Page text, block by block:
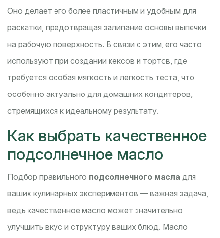
Оно делает его более пластичным и удобным для
раскатки, предотвращая залипание основы выпечки
на рабочую поверхность. В связи с этим, его часто
используют при создании кексов и тортов, где
требуется особая мягкость и легкость теста, что
особенно актуально для домашних кондитеров,
стремящихся к идеальному результату.
Как выбрать качественное
подсолнечное масло
Подбор правильного подсолнечного масла для
ваших кулинарных экспериментов — важная задача,
ведь качественное масло может значительно
улучшить вкус и структуру ваших блюд. Масло